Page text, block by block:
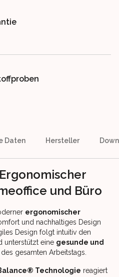
Daten Hersteller
und Büro
ergonomischer
und nachhaltiges Design
Design folgt intuitiv den
unterstützt eine gesunde und
gesamten Arbeitstags.
Technologie reagiert